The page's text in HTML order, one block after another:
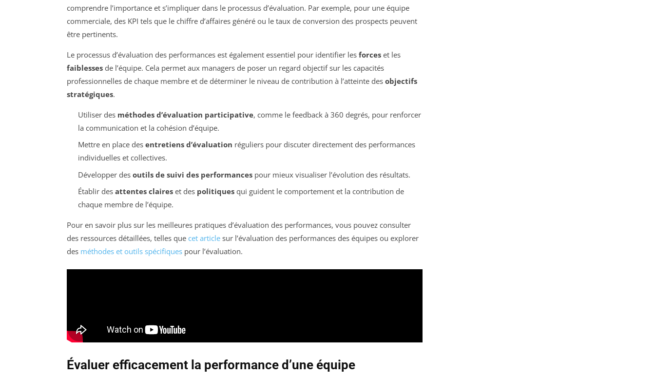
comprendre l’importance et s’impliquer dans le processus d’évaluation. Par exemple, pour une équipe
commerciale, des KPI tels que le chiffre d’affaires généré ou le taux de conversion des prospects peuvent
être pertinents.
Le processus d’évaluation des performances est également essentiel pour identifier les forces et les
faiblesses de l’équipe. Cela permet aux managers de poser un regard objectif sur les capacités
professionnelles de chaque membre et de déterminer le niveau de contribution à l’atteinte des objectifs
stratégiques.
Utiliser des méthodes d’évaluation participative, comme le feedback à 360 degrés, pour renforcer
la communication et la cohésion d’équipe.
Mettre en place des entretiens d’évaluation réguliers pour discuter directement des performances
individuelles et collectives.
Développer des outils de suivi des performancespour mieux visualiser l’évolution des résultats.
Établir des attentes claireset des politiquesqui guident le comportement et la contribution de
chaque membre de l’équipe.
Pour en savoir plus sur les meilleures pratiques d’évaluation des performances, vous pouvez consulter
des ressources détaillées, telles que cet article sur l’évaluation des performances des équipes ou explorer
des méthodes et outils spécifiques pour l’évaluation.
Évaluer efficacement la performance d’une équipe